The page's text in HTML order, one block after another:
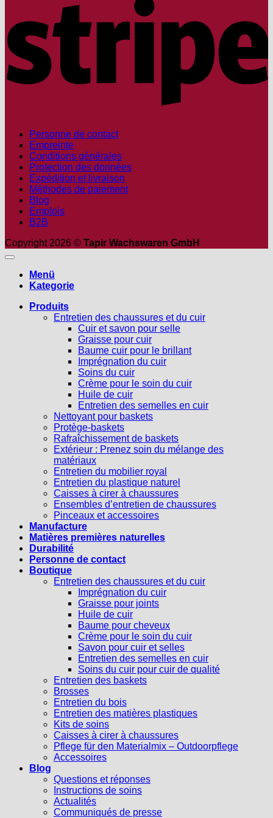
Personne de contact
Empreinte
Conditions générales
Protection des données
Expédition et livraison
Méthodes de paiement
Blog
Emplois
B2B
Copyright 2026 © Tapir Wachswaren GmbH
Menü
Kategorie
Produits
Entretien des chaussures et du cuir
Cuir et savon pour selle
Graisse pour cuir
Baume cuir pour le brillant
Imprégnation du cuir
Soins du cuir
Crème pour le soin du cuir
Huile de cuir
Entretien des semelles en cuir
Nettoyant pour baskets
Protège-baskets
Rafraîchissement de baskets
Extérieur : Prenez soin du mélange des
matériaux
Entretien du mobilier royal
Entretien du plastique naturel
Caisses à cirer à chaussures
Ensembles d’entretien de chaussures
Pinceaux et accessoires
Manufacture
Matières premières naturelles
Durabilité
Personne de contact
Boutique
Entretien des chaussures et du cuir
Imprégnation du cuir
Graisse pour joints
Huile de cuir
Baume pour cheveux
Crème pour le soin du cuir
Savon pour cuir et selles
Entretien des semelles en cuir
Soins du cuir pour cuir de qualité
Entretien des baskets
Brosses
Entretien du bois
Entretien des matières plastiques
Kits de soins
Caisses à cirer à chaussures
Pflege für den Materialmix – Outdoorpflege
Accessoires
Blog
Questions et réponses
Instructions de soins
Actualités
Communiqués de presse